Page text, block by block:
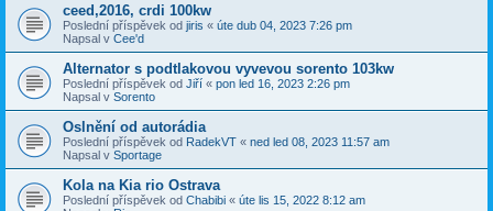
ceed,2016, crdi 100kw
Poslední příspěvek od jiris « úte dub 04, 2023 7:26 pm
Napsal v Cee'd
Alternator s podtlakovou vyvevou sorento 103kw
Poslední příspěvek od Jiří « pon led 16, 2023 2:26 pm
Napsal v Sorento
Oslnění od autorádia
Poslední příspěvek od RadekVT « ned led 08, 2023 11:57 am
Napsal v Sportage
Kola na Kia rio Ostrava
Poslední příspěvek od Chabibi « úte lis 15, 2022 8:12 am